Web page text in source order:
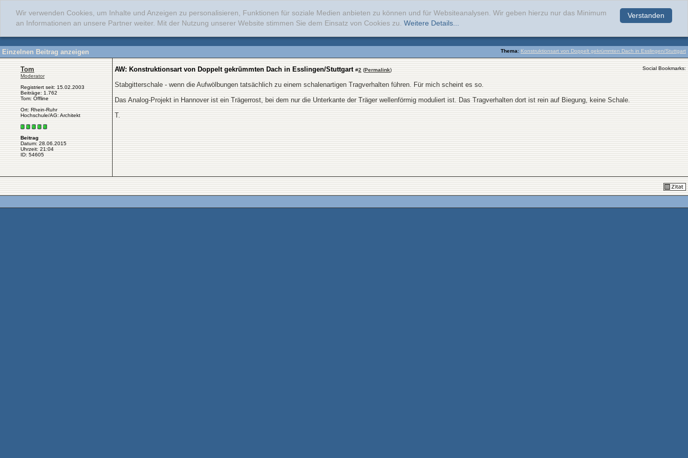
Verstanden
Wir verwenden Cookies, um Inhalte und Anzeigen zu personalisieren, Funktionen für soziale Medien anbieten zu können und für Websiteanalysen. Wir geben hierzu nur das Minimum
an Informationen an unsere Partner weiter. Mit der Nutzung unserer Website stimmen Sie dem Einsatz von Cookies zu. Weitere Details...
Thema: Konstruktionsart von Doppelt gekrümmten Dach in Esslingen/Stuttgart
Einzelnen Beitrag anzeigen
Tom
Moderator
Registriert seit: 15.02.2003
Beiträge: 1.762
Tom: Offline
Ort: Rhein-Ruhr
Hochschule/AG: Architekt
Beitrag
Datum: 28.06.2015
Uhrzeit: 21:04
ID: 54605
AW: Konstruktionsart von Doppelt gekrümmten Dach in Esslingen/Stuttgart #2 (Permalink) Social Bookmarks:
Stabgitterschale - wenn die Aufwölbungen tatsächlich zu einem schalenartigen Tragverhalten führen. Für mich scheint es so.
Das Analog-Projekt in Hannover ist ein Trägerrost, bei dem nur die Unterkante der Träger wellenförmig moduliert ist. Das Tragverhalten dort ist rein auf Biegung, keine Schale.
T.